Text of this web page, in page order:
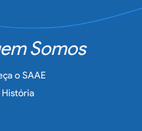
Somos
o SAAE
História